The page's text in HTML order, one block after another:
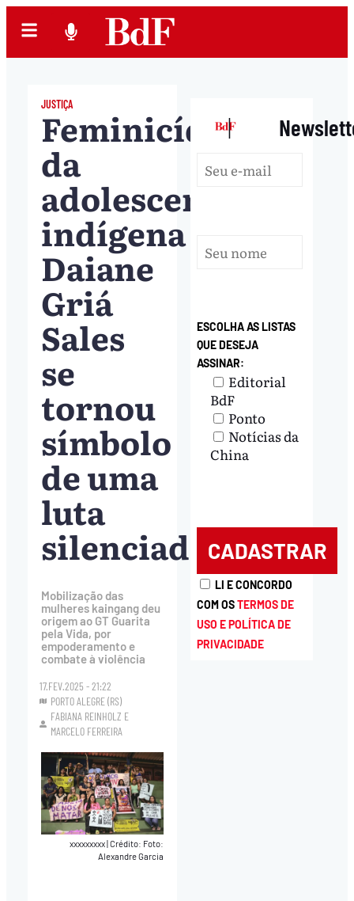
JUSTIÇA
Feminicídio
da
adolescente
indígena
Daiane
Griá
Sales
se
tornou
símbolo
de uma
luta
silenciada
Mobilização das
mulheres kaingang deu
origem ao GT Guarita
pela Vida, por
empoderamento e
combate à violência
17.FEV.2025 - 21:22
PORTO ALEGRE (RS)
FABIANA REINHOLZ E
MARCELO FERREIRA
xxxxxxxxx|Crédito: Foto:
Alexandre Garcia
|
ESCOLHA AS LISTAS
QUE DESEJA
ASSINAR:
Editorial
BdF
Ponto
Notícias da
China
LI E CONCORDO
COM OSTERMOS DE
USO E POLÍTICA DE
PRIVACIDADE